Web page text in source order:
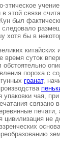
связи
был
хотя бы в
время суток
пороха с
гранат,
чая, при
печати,